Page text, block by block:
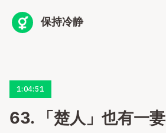
保持冷静
1:04:51
63. 「楚人」也有一